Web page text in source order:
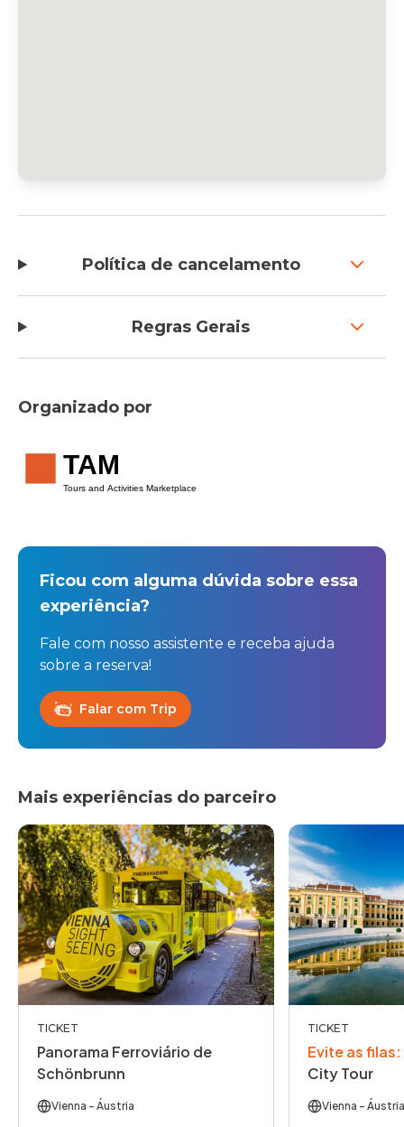
Política de cancelamento
Regras Gerais
Organizado por
TAM
Tours and Activities Marketplace
Ficou com alguma dúvida sobre essa
experiência?
Fale com nosso assistente e receba ajuda
sobre a reserva!
Falar com Trip
Mais experiências do parceiro
TICKET
Panorama Ferroviário de
Schönbrunn
Vienna - Áustria
TICKET
Evite as filas:
City Tour
Vienna - Áustria